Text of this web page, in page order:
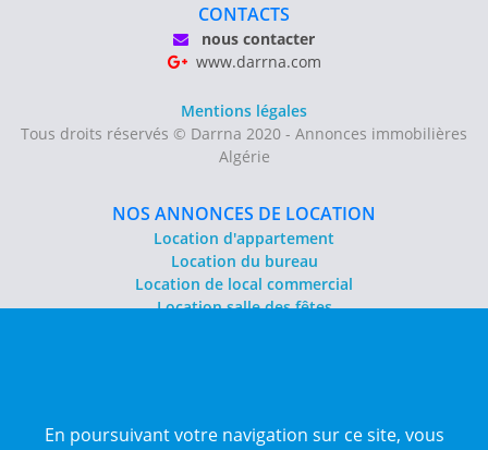
En poursuivant votre navigation sur ce site, vous
CONTACTS
nous contacter
www.darrna.com
Mentions légales
Tous droits réservés © Darrna 2020 - Annonces immobilières
Algérie
NOS ANNONCES DE LOCATION
Location d'appartement
Location du bureau
Location de local commercial
Location salle des fêtes
Vente terrain